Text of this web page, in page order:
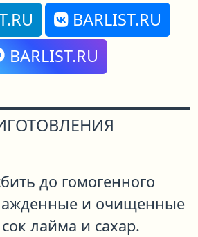
BARLIST.RU
BARLIST.RU
до гомогенного
и очищенные
лайма и сахар.